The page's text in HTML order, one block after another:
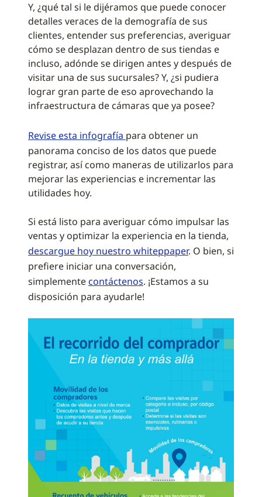
Y, ¿qué tal si le dijéramos que puede conocer
detalles veraces de la demografía de sus
clientes, entender sus preferencias, averiguar
cómo se desplazan dentro de sus tiendas e
incluso, adónde se dirigen antes y después de
visitar una de sus sucursales? Y, ¿si pudiera
lograr gran parte de eso aprovechando la
infraestructura de cámaras que ya posee?
Revise esta infografía para obtener un
panorama conciso de los datos que puede
registrar, así como maneras de utilizarlos para
mejorar las experiencias e incrementar las
utilidades hoy.
Si está listo para averiguar cómo impulsar las
ventas y optimizar la experiencia en la tienda,
descargue hoy nuestro whiteppaper. O bien, si
prefiere iniciar una conversación,
simplemente contáctenos. ¡Estamos a su
disposición para ayudarle!